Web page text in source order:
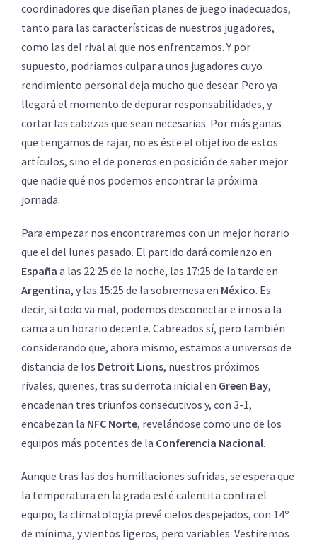
coordinadores que diseñan planes de juego inadecuados,
tanto para las características de nuestros jugadores,
como las del rival al que nos enfrentamos. Y por
supuesto, podríamos culpar a unos jugadores cuyo
rendimiento personal deja mucho que desear. Pero ya
llegará el momento de depurar responsabilidades, y
cortar las cabezas que sean necesarias. Por más ganas
que tengamos de rajar, no es éste el objetivo de estos
artículos, sino el de poneros en posición de saber mejor
que nadie qué nos podemos encontrar la próxima
jornada.
Para empezar nos encontraremos con un mejor horario
que el del lunes pasado. El partido dará comienzo en
España a las 22:25 de la noche, las 17:25 de la tarde en
Argentina, y las 15:25 de la sobremesa en México. Es
decir, si todo va mal, podemos desconectar e irnos a la
cama a un horario decente. Cabreados sí, pero también
considerando que, ahora mismo, estamos a universos de
distancia de los Detroit Lions, nuestros próximos
rivales, quienes, tras su derrota inicial en Green Bay,
encadenan tres triunfos consecutivos y, con 3-1,
encabezan la NFC Norte, revelándose como uno de los
equipos más potentes de la Conferencia Nacional.
Aunque tras las dos humillaciones sufridas, se espera que
la temperatura en la grada esté calentita contra el
equipo, la climatología prevé cielos despejados, con 14º
de mínima, y vientos ligeros, pero variables. Vestiremos